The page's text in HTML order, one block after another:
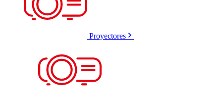
Proyectores